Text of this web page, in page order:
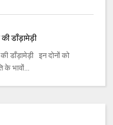
डाँड़ामेड़ी
डाँड़ामेड़ी इन दोनों को
के भावों...